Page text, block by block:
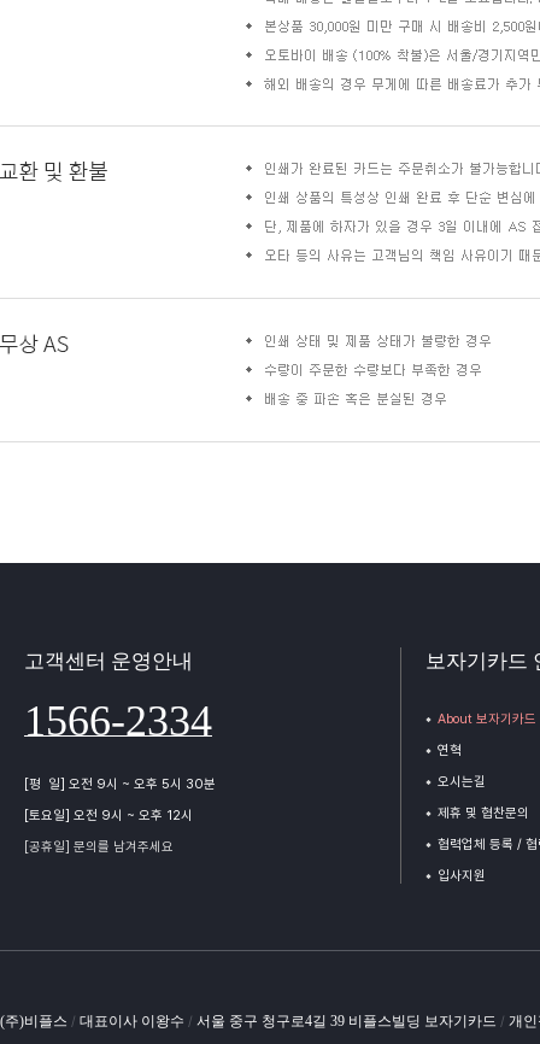
고객센터 운영안내
1566-2334
[평 일] 오전 9시 ~ 오후 5시 30분
[토요일] 오전 9시 ~ 오후 12시
[공휴일] 문의를 남겨주세요
보자기카드
About 보자기카드
연혁
오시는길
제휴 및 협찬문의
협력업체 등록 /
입사지원
(주)비플스 / 대표이사 이왕수 / 서울 중구 청구로4길 39 비플스빌딩 보자기카드 / 개